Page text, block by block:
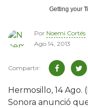
Getting your
Por Noemi Cortés
Ago 14, 2013
Hermosillo, 14
Sonora anunció